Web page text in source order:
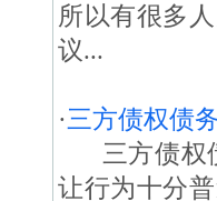
所以有很多
议...
·三方债权债
三方债权
让行为十分